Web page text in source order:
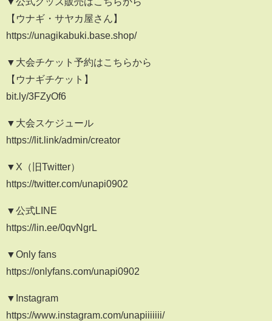
【ウナギ・サヤカ屋さん】
https://unagikabuki.base.shop/
▼大会チケット予約はこちらから
【ウナギチケット】
bit.ly/3FZyOf6
▼大会スケジュール
https://lit.link/admin/creator
▼X（旧Twitter）
https://twitter.com/unapi0902
▼公式LINE
https://lin.ee/0qvNgrL
▼Only fans
https://onlyfans.com/unapi0902
▼Instagram
https://www.instagram.com/unapiiiiiii/